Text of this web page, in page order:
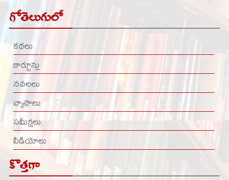
గోతెలుగులో
కథలు
కార్టూన్లు
నవలలు
వ్యాసాలు
సమీక్షలు
వీడియోలు
కొత్తగా